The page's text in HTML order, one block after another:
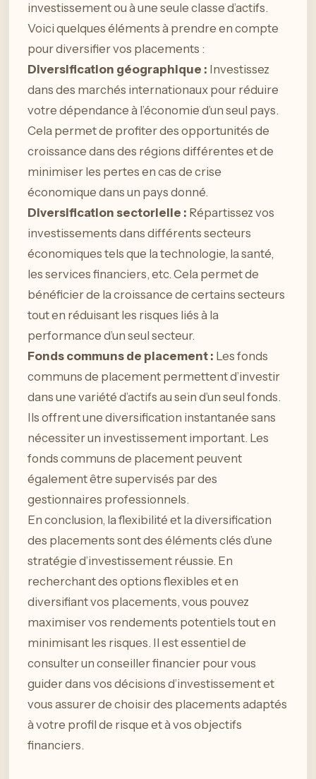
investissement ou à une seule classe d’actifs.
Voici quelques éléments à prendre en compte
pour diversifier vos placements :
Diversification géographique : Investissez
dans des marchés internationaux pour réduire
votre dépendance à l’économie d’un seul pays.
Cela permet de profiter des opportunités de
croissance dans des régions différentes et de
minimiser les pertes en cas de crise
économique dans un pays donné.
Diversification sectorielle : Répartissez vos
investissements dans différents secteurs
économiques tels que la technologie, la santé,
les services financiers, etc. Cela permet de
bénéficier de la croissance de certains secteurs
tout en réduisant les risques liés à la
performance d’un seul secteur.
Fonds communs de placement : Les fonds
communs de placement permettent d’investir
dans une variété d’actifs au sein d’un seul fonds.
Ils offrent une diversification instantanée sans
nécessiter un investissement important. Les
fonds communs de placement peuvent
également être supervisés par des
gestionnaires professionnels.
En conclusion, la flexibilité et la diversification
des placements sont des éléments clés d’une
stratégie d’investissement réussie. En
recherchant des options flexibles et en
diversifiant vos placements, vous pouvez
maximiser vos rendements potentiels tout en
minimisant les risques. Il est essentiel de
consulter un conseiller financier pour vous
guider dans vos décisions d’investissement et
vous assurer de choisir des placements adaptés
à votre profil de risque et à vos objectifs
financiers.